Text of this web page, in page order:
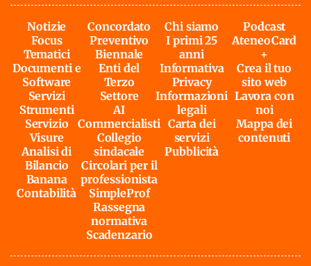
Notizie
Focus
Tematici
Documenti e
Software
Servizi
Strumenti
Servizio
Visure
Analisi di
Bilancio
Banana
Contabilità
Concordato
Preventivo
Biennale
Enti del
Terzo
Settore
AI
Commercialisti
Collegio
sindacale
Circolari per il
professionista
SimpleProf
Rassegna
normativa
Scadenzario
Chi siamo
I primi 25
anni
Informativa
Privacy
Informazioni
legali
Carta dei
servizi
Pubblicità
Podcast
AteneoCard
+
Crea il tuo
sito web
Lavora con
noi
Mappa dei
contenuti